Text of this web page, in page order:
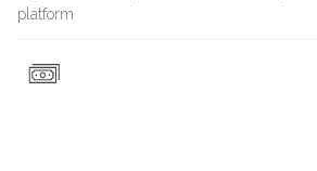
platform